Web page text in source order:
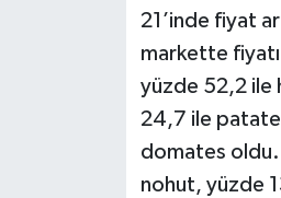
21’inde fiyat
markette
yüzde 52,2 ile
24,7 ile
domates oldu.
nohut, yüzde